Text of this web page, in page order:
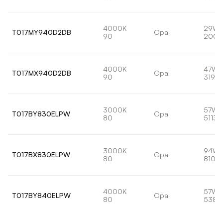
T017MY940D2DB
4000K
90
Opal
29W
T017MX940D2DB
4000K
90
Opal
47W
T017BY830ELPW
3000K
80
Opal
57W
T017BX830ELPW
3000K
80
Opal
94W
T017BY840ELPW
4000K
80
Opal
57W